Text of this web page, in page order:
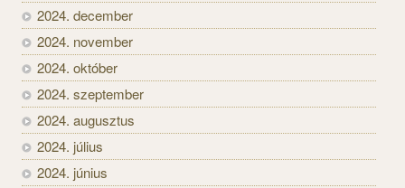
2024. december
2024. november
2024. október
2024. szeptember
2024. augusztus
2024. július
2024. június